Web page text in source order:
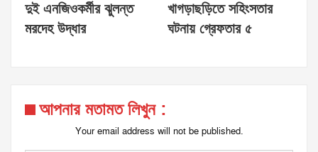
দুই এনজিওকর্মীর ঝুলন্ত
মরদেহ উদ্ধার
খাগড়াছড়িতে সহিংসতার
ঘটনায় গ্রেফতার ৫
আপনার মতামত লিখুন :
Your email address will not be published.